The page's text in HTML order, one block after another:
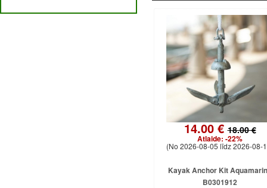
14.00 €18.00 €
Atlaide: -22%
(No 2026-08-05 līdz 2026-08-
Kayak Anchor Kit
B0301912